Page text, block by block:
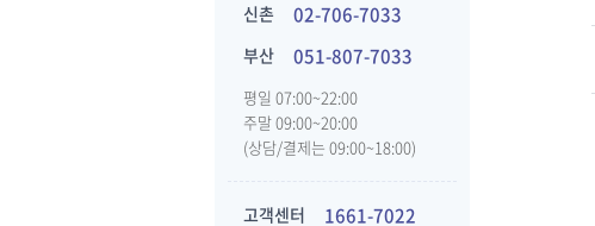
신촌 02-706-7033
부산 051-807-7033
평일 07:00~22:00
주말 09:00~20:00
(상담/결제는 09:00~18:00)
고객센터 1661-7022